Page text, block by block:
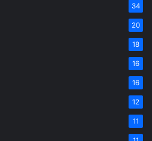
34
20
18
16
16
12
11